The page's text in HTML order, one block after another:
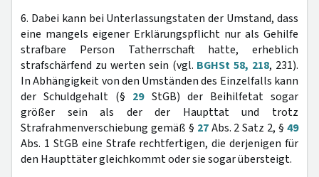
6. Dabei kann bei Unterlassungstaten der Umstand, dass
eine mangels eigener Erklärungspflicht nur als Gehilfe
strafbare Person Tatherrschaft hatte, erheblich
strafschärfend zu werten sein (vgl. BGHSt 58, 218, 231).
In Abhängigkeit von den Umständen des Einzelfalls kann
der Schuldgehalt (§ 29StGB) der Beihilfetat sogar
größer sein als der der Haupttat und trotz
Strafrahmenverschiebung gemäß § 27Abs. 2 Satz 2, §49
Abs. 1 StGB eine Strafe rechtfertigen, die derjenigen für
den Haupttäter gleichkommt oder sie sogar übersteigt.